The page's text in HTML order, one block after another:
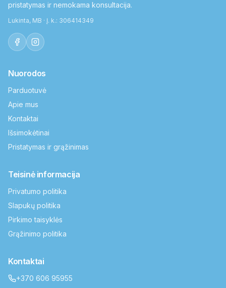
pristatymas ir nemokama konsultacija.
Lukinta, MB · Į. k.: 306414349
Nuorodos
Parduotuvė
Apie mus
Kontaktai
Išsimokėtinai
Pristatymas ir grąžinimas
Teisinė informacija
Privatumo politika
Slapukų politika
Pirkimo taisyklės
Grąžinimo politika
Kontaktai
+370 606 95955